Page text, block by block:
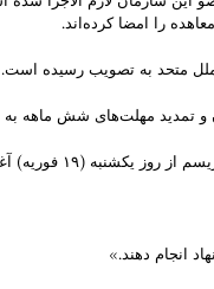
انجام دهند.»